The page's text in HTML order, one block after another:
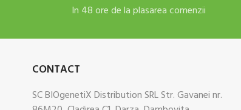
In 48 ore de la plasarea comenzii
CONTACT
SC BIOgenetiX Distribution SRL Str. Gavanei nr.